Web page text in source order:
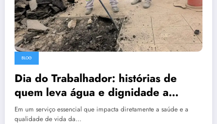
BLOG
Dia do Trabalhador: histórias de
quem leva água e dignidade a
milhares de piauienses
Em um serviço essencial que impacta diretamente a saúde e a
qualidade de vida da…